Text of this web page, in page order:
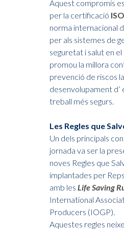
Aquest compromís
per la certificació
norma internacional
per als sistemes de
seguretat i salut en
promou la millora
prevenció de riscos
desenvolupament d’
treball més segurs.
Les Regles que
Un dels principals
jornada va ser la
noves Regles que
implantades per
amb les Life Saving
International
Producers (IOGP).
Aquestes regles